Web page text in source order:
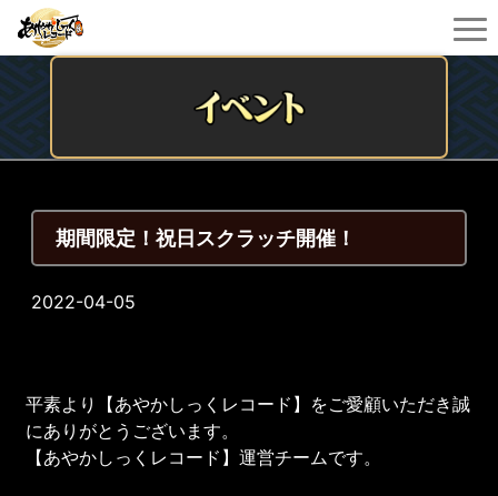
期間限定！祝日スクラッチ開催！
2022-04-05
平素より【あやかしっくレコード】をご愛顧いただき誠
にありがとうございます。
【あやかしっくレコード】運営チームです。